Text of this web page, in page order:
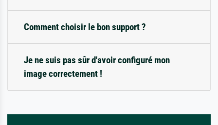
Comment choisir le bon support ?
Je ne suis pas sûr d'avoir configuré mon
image correctement !